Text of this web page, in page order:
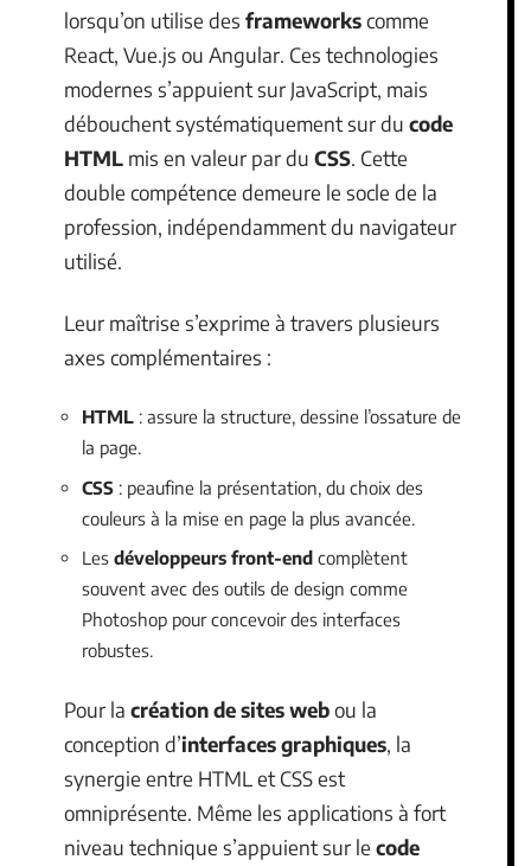
lorsqu’on utilise des frameworkscomme
React, Vue.js ou Angular. Ces technologies
modernes s’appuient sur JavaScript, mais
débouchent systématiquement sur du code
HTML mis en valeur par du CSS. Cette
double compétence demeure le socle de la
profession, indépendamment du navigateur
utilisé.
Leur maîtrise s’exprime à travers plusieurs
axes complémentaires :
HTML : assure la structure, dessine l’ossature de
la page.
CSS : peaufine la présentation, du choix des
couleurs à la mise en page la plus avancée.
Les développeurs front-end complètent
souvent avec des outils de design comme
Photoshop pour concevoir des interfaces
robustes.
Pour la création de sites webou la
conception d’interfaces graphiques, la
synergie entre HTML et CSS est
omniprésente. Même les applications à fort
niveau technique s’appuient sur le code